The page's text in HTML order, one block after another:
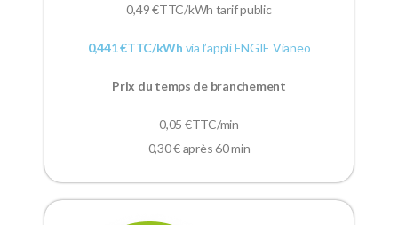
0,49€TTC/kWh tarif public
0,441 €TTC/kWh via l’appli ENGIE Vianeo
Prix du temps de branchement
0,05 €TTC/min
0,30 € après 60 min